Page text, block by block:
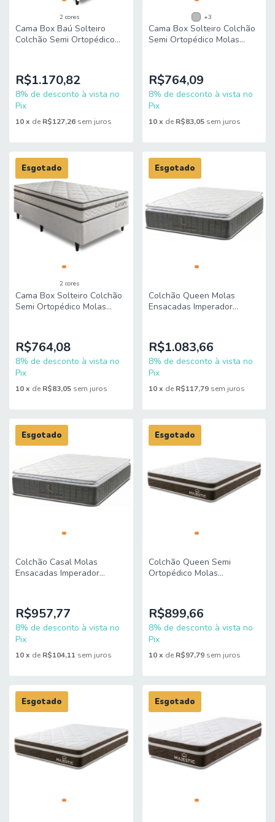
2 cores
Cama Box Baú Solteiro
Colchão Semi Ortopédico
R$1.170,82
8% de desconto à vista no
Pix
10x de R$127,26 sem juros
+3
Cama Box Solteiro Colchão
Semi Ortopédico Molas
R$764,09
8% de desconto à vista no
Pix
10 x de R$83,05 sem juros
2 cores
Cama Box Solteiro Colchão
Semi Ortopédico Molas
R$764,08
8% de desconto à vista no
Pix
Esgotado
10x de R$83,05 sem juros
Colchão Queen Molas
Ensacadas Imperador
R$1.083,66
8% de desconto à vista no
Pix
Esgotado
10 x de R$117,79 sem juros
Colchão Casal Molas
Ensacadas Imperador
R$957,77
8% de desconto à vista no
Pix
Esgotado
10x de R$104,11 sem juros
Colchão Queen Semi
Ortopédico Molas
R$899,66
8% de desconto à vista no
Pix
Esgotado
10 x de R$97,79 sem juros
Esgotado Esgotado